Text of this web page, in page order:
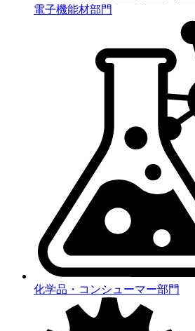
電子機能材部門
化学品・コンシューマー部門